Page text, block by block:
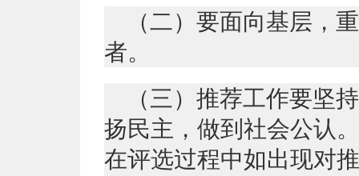
（二）要面向基层，
者。
（三）推荐工作要坚
扬民主，做到社会公认
在评选过程中如出现对